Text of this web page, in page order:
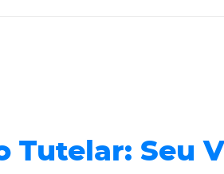
Tutelar: Seu